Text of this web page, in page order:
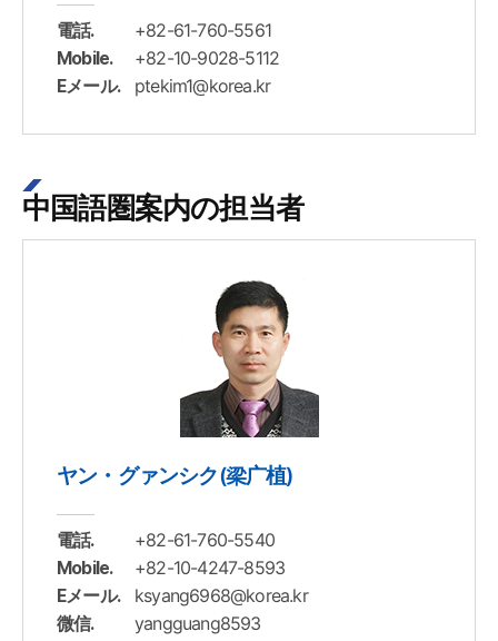
電話. +82-61-760-5561
Mobile. +82-10-9028-5112
Eメール. ptekim1@korea.kr
中国語圏案内の担当者
ヤン・グァンシク(梁广植)
電話. +82-61-760-5540
Mobile. +82-10-4247-8593
Eメール. ksyang6968@korea.kr
微信. yangguang8593